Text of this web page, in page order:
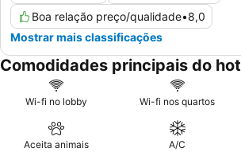
Boa relação preço/qualidade•8,0
Mostrar mais classificações
Comodidades principais do
Wi-fi no lobby Wi-fi nos quartos
Aceita animais A/C